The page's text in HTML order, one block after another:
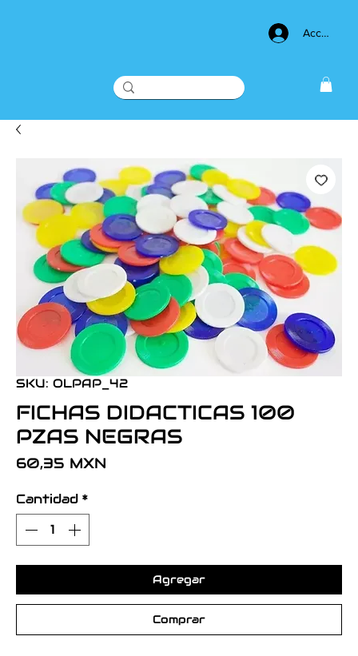
Acceso
SKU: OLPAP_42
FICHAS DIDACTICAS 100
PZAS NEGRAS
60,35 MXN
Cantidad *
Agregar
Comprar